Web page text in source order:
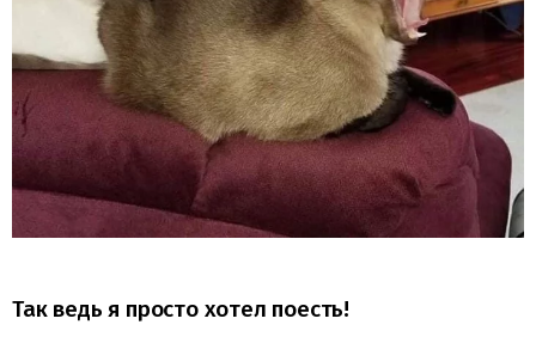
Так ведь я просто хотел поесть!